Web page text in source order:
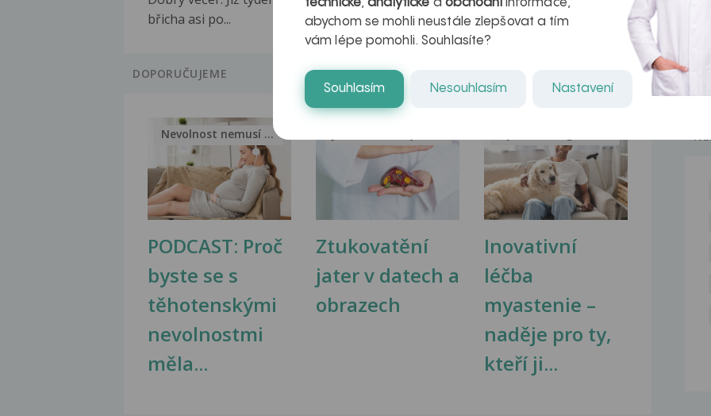
břicha asi po...
na Vás s dotazem...
DOPORUČUJEME
PODCAST: Proč
byste se s
těhotenskými
nevolnostmi
měla...
Nevolnost nemusí být nutnou...
Ztukovatění
jater v datech a
obrazech
Inovativní
léčba
myastenie –
naděje pro ty,
kteří ji...
technické,analytické a obchodníinformace,
abychom se mohli neustále zlepšovat a tím
vám lépe pomohli. Souhlasíte?
Souhlasím Nesouhlasím Nastavení